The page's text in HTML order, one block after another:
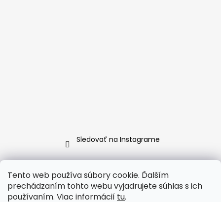
Tento web používa súbory cookie. Ďalším
prechádzaním tohto webu vyjadrujete súhlas s ich
používaním. Viac informácií tu.
Sledovať na Instagrame
www.CAVICIO.sk ∞∞∞ www.CAVICIO.com
www.CAVICIO.cz